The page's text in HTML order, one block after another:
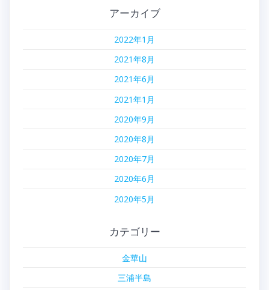
アーカイブ
2022年1月
2021年8月
2021年6月
2021年1月
2020年9月
2020年8月
2020年7月
2020年6月
2020年5月
カテゴリー
金華山
三浦半島